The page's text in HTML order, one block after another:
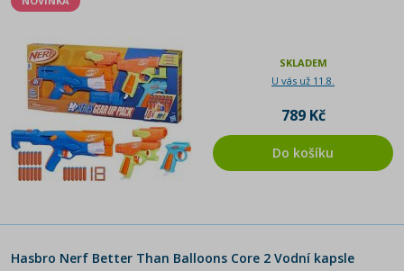
SKLADEM
U vás už 11.8.
789 Kč
Do košíku
Hasbro Nerf Better Than Balloons Core 2 Vodní kapsle